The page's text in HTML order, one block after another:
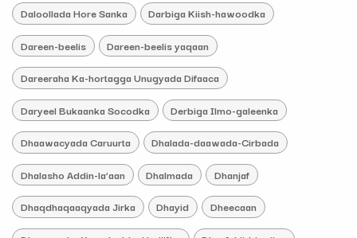
Daloollada Hore Sanka Darbiga Kiish-hawoodka
Dareen-beelis Dareen-beelis yaqaan
Dareeraha Ka-hortagga Unugyada Difaaca
Daryeel Bukaanka Socodka Derbiga Ilmo-galeenka
Dhaawacyada Caruurta Dhalada-daawada-Cirbada
Dhalasho Addin-la’aan Dhalmada Dhanjaf
Dhaqdhaqaaqyada Jirka Dhayid Dheecaan